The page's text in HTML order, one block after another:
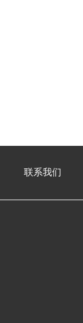
联系我们